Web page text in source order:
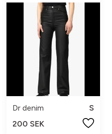
Dr denim
S
200 SEK